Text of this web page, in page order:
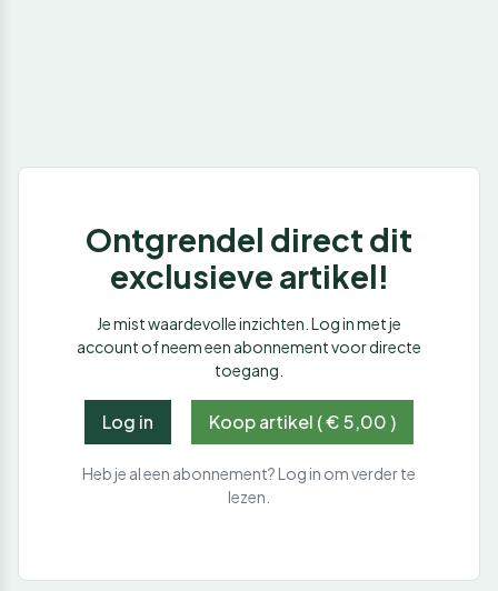
Ontgrendel direct dit
exclusieve artikel!
Je mist waardevolle inzichten. Log in met je
account of neem een abonnement voor directe
toegang.
Log in Koop artikel ( € 5,00 )
Heb je al een abonnement? Log in om verder te
lezen.